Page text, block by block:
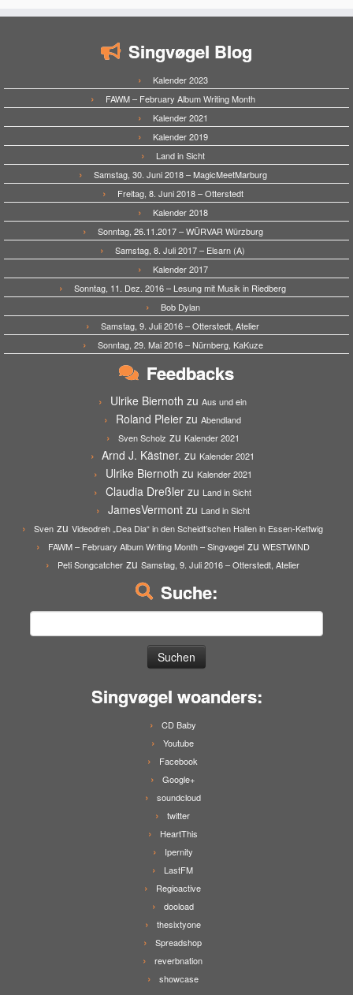
Singvøgel Blog
Kalender 2023
FAWM – February Album Writing Month
Kalender 2021
Kalender 2019
Land in Sicht
Samstag, 30. Juni 2018 – MagicMeetMarburg
Freitag, 8. Juni 2018 – Otterstedt
Kalender 2018
Sonntag, 26.11.2017 – WÜRVAR Würzburg
Samstag, 8. Juli 2017 – Elsarn (A)
Kalender 2017
Sonntag, 11. Dez. 2016 – Lesung mit Musik in Riedberg
Bob Dylan
Samstag, 9. Juli 2016 – Otterstedt, Atelier
Sonntag, 29. Mai 2016 – Nürnberg, KaKuze
Feedbacks
Ulrike Biernoth zu Aus und ein
Roland Pleier zu Abendland
Sven Scholz zu Kalender 2021
Arnd J. Kästner. zu Kalender 2021
Ulrike Biernoth zu Kalender 2021
Claudia Dreßler zu Land in Sicht
JamesVermontzu Land in Sicht
Sven zu Videodreh „Dea Dia“ in den Scheidt’schen Hallen in Essen-Kettwig
FAWM – February Album Writing Month – Singvøgelzu WESTWIND
Peti Songcatcher zu Samstag, 9. Juli 2016 – Otterstedt, Atelier
Suche:
Singvøgel woanders:
CD Baby
Youtube
Facebook
Google+
soundcloud
twitter
HeartThis
Ipernity
LastFM
Regioactive
dooload
thesixtyone
Spreadshop
reverbnation
showcase